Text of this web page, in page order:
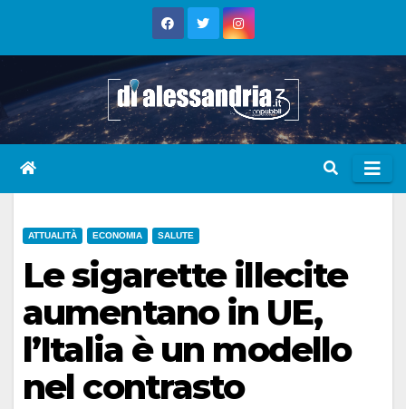
ATTUALITÀ ECONOMIA SALUTE
Le sigarette illecite
aumentano in UE,
l’Italia è un modello
nel contrasto